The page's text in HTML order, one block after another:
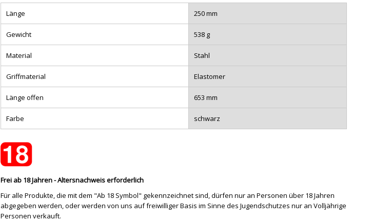
Länge 250 mm
Gewicht 538 g
Material Stahl
Griffmaterial Elastomer
Länge offen 653 mm
Farbe schwarz
Frei ab 18 Jahren - Altersnachweis erforderlich
Für alle Produkte, die mit dem "Ab 18 Symbol" gekennzeichnet sind, dürfen nur an Personen über 18 Jahren
abgegeben werden, oder werden von uns auf freiwilliger Basis im Sinne des Jugendschutzes nur an Volljährige
Personen verkauft.